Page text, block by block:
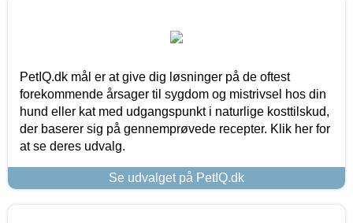
PetIQ.dk mål er at give dig løsninger på de oftest
forekommende årsager til sygdom og mistrivsel hos din
hund eller kat med udgangspunkt i naturlige kosttilskud,
der baserer sig på gennemprøvede recepter. Klik her for
at se deres udvalg.
Se udvalget på PetIQ.dk